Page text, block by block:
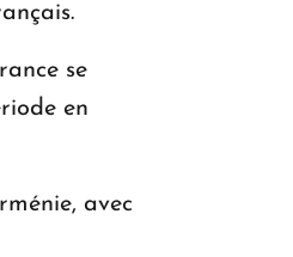
se
en
avec